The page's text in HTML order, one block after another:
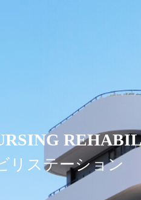
リステーション